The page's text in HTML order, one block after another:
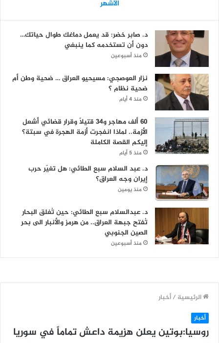
الأشهر
د. صابر خضر: قد يعمل دماغك طوال حياتك…
دون أن تستخدمه كما ينبغي
منذ أسبوعين
نزار العوصجي: مسيحيو العراق … ضحية وطن أم
ضحية نظام ؟
منذ 4 أيام
60 ألف مهاجر و34 قتيلاً وقرار قضائي أشعل
الأزمة.. لماذا انفجرت أزمة الهجرة في سبتة؟
إليكم القصة الكاملة
منذ 5 أيام
د. عبد السلام سبع الطائي: هل تغيّر حرب
إيران وجه العراق؟
منذ يومين
د. عبدالسلام سبع الطائي: حين تُغلق البحار
تُفتح جبهة العراق.. من هرمز والأنبار الى بحر
الصين الجنوبي
منذ أسبوعين